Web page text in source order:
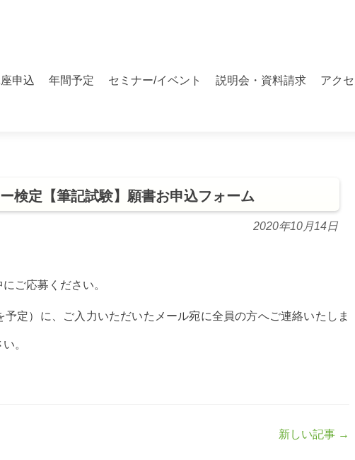
申込 年間予定 セミナー/イベント 説明会・資料請求 アクセ
検定【筆記試験】願書お申込フォーム
2020年10月14日
ご応募ください。
定）に、ご入力いただいたメール宛に全員の方へご連絡いたしま
。
新しい記事 →